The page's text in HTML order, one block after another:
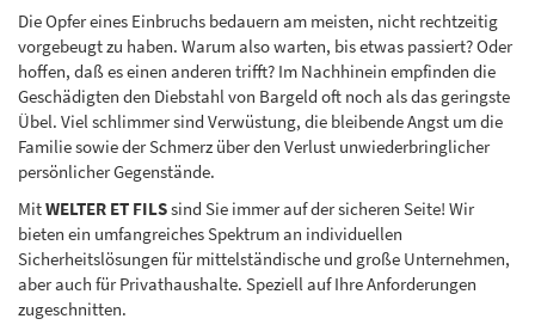
Die Opfer eines Einbruchs bedauern am meisten, nicht rechtzeitig
vorgebeugt zu haben. Warum also warten, bis etwas passiert? Oder
hoffen, daß es einen anderen trifft? Im Nachhinein empfinden die
Geschädigten den Diebstahl von Bargeld oft noch als das geringste
Übel. Viel schlimmer sind Verwüstung, die bleibende Angst um die
Familie sowie der Schmerz über den Verlust unwiederbringlicher
persönlicher Gegenstände.
MitWELTER ET FILSsind Sie immer auf der sicheren Seite! Wir
bieten ein umfangreiches Spektrum an individuellen
Sicherheitslösungen für mittelständische und große Unternehmen,
aber auch für Privathaushalte. Speziell auf Ihre Anforderungen
zugeschnitten.